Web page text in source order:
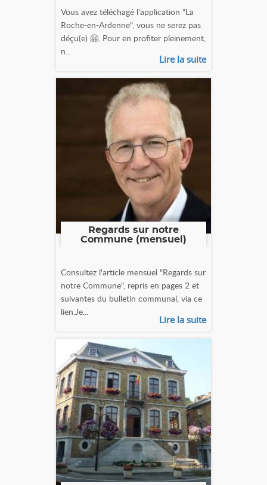
Vous avez téléchagé l'application "La
Roche-en-Ardenne", vous ne serez pas
déçu(e) 🤗. Pour en profiter pleinement,
n...
Lire la suite
Regards sur notre
Commune (mensuel)
Consultez l'article mensuel "Regards sur
notre Commune", repris en pages 2 et
suivantes du bulletin communal, via ce
lien.Je...
Lire la suite